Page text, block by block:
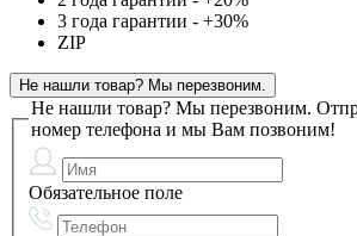
3 года гарантии - +30%
ZIP
Не нашли товар? Мы перезвоним.
Не нашли товар? Мы перезвоним.
номер телефона и мы Вам позвоним!
Обязательное поле